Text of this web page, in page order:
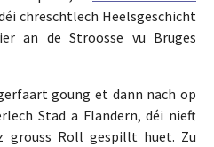
chrëschtlech Heelsgeschicht
an de Stroosse vu Bruges
goung et dann nach op
Stad a Flandern, déi nieft
grouss Roll gespillt huet. Zu